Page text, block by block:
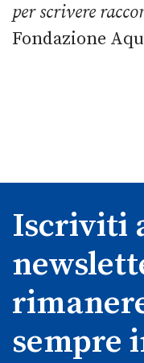
per scrivere
Fondazione
Iscriviti
sempre